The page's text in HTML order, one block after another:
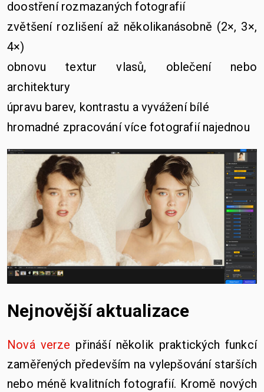
doostření rozmazaných fotografií
zvětšení rozlišení až několikanásobně (2×, 3×,
4×)
obnovu textur vlasů, oblečení nebo
architektury
úpravu barev, kontrastu a vyvážení bílé
hromadné zpracování více fotografií najednou
Nejnovější aktualizace
Nová verze přináší několik praktických funkcí
zaměřených především na vylepšování starších
nebo méně kvalitních fotografií. Kromě nových